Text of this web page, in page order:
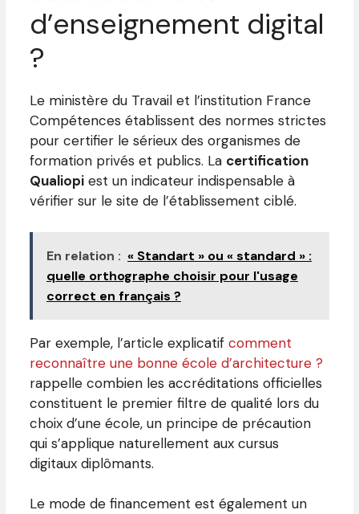
d’enseignement digital
?
Le ministère du Travail et l’institution France
Compétences établissent des normes strictes
pour certifier le sérieux des organismes de
formation privés et publics. La certification
Qualiopi est un indicateur indispensable à
vérifier sur le site de l’établissement ciblé.
En relation : « Standart » ou « standard » :
quelle orthographe choisir pour l'usage
correct en français ?
Par exemple, l’article explicatif comment
reconnaître une bonne école d’architecture ?
rappelle combien les accréditations officielles
constituent le premier filtre de qualité lors du
choix d’une école, un principe de précaution
qui s’applique naturellement aux cursus
digitaux diplômants.
Le mode de financement est également un